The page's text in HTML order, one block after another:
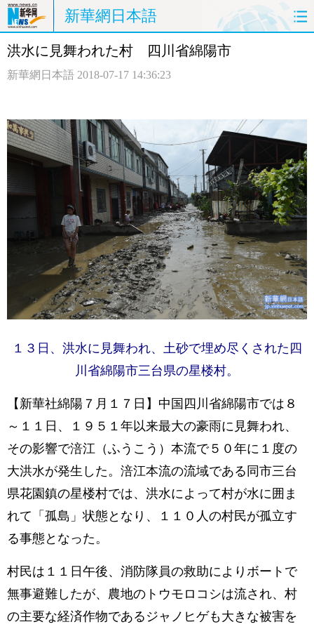
新華網日本語
ホームページ 政治
観光 評論 写真
中日対訳
洪水に見舞われた村 四川省綿陽市
新華網日本語 2018-07-17 14:36:23
１３日、洪水に見舞われ、土砂で埋め尽くされた四
川省綿陽市三台県の星楼村。
【新華社綿陽７月１７日】中国四川省綿陽市では８
～１１日、１９５１年以来最大の豪雨に見舞われ、
その影響で涪江（ふうこう）本流で５０年に１度の
大洪水が発生した。涪江本流の流域である同市三台
県花園鎮の星楼村では、洪水によって村が水に囲ま
れて「孤島」状態となり、１１０人の村民が孤立す
る事態となった。
村民は１１日午後、消防隊員の救助によりボートで
無事避難したが、農地のトウモロコシは流され、村
の主要な経済作物であるジャノヒゲも大きな被害を